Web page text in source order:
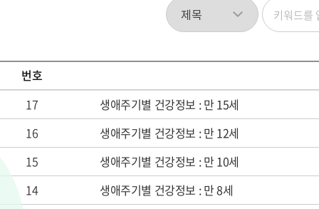
번호
17
생애주기별 건강정보 : 만 15세
16
생애주기별 건강정보 : 만 12세
15
생애주기별 건강정보 : 만 10세
14
생애주기별 건강정보 : 만 8세